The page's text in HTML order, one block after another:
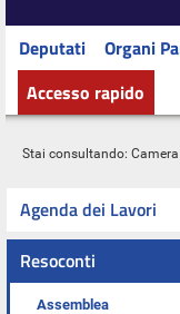
Deputati Organi
Accesso rapido
Stai consultando:
Agenda dei Lavori
Resoconti
Assemblea